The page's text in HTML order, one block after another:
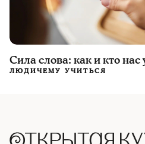
Сила слова: как и кто нас
ЛЮДИЧЕМУ УЧИТЬСЯ